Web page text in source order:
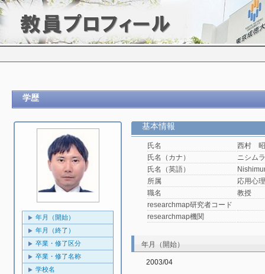
学歴
年月（開始）
年月（終了）
卒業・修了区分
卒業・修了名称
学校名
基本情報
氏名
西村
氏名（カナ）
ニシム
氏名（英語）
所属
応用心
職名
教授
researchmap研究者コード
researchmap機関
年月（開始）
2003/04